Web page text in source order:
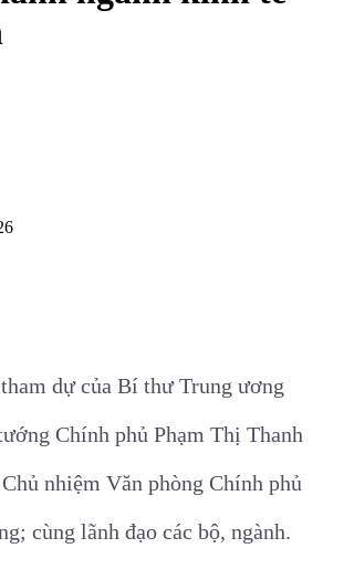
dự của Bí thư Trung ương
Chính phủ Phạm Thị Thanh
nhiệm Văn phòng Chính phủ
cùng lãnh đạo các bộ, ngành.